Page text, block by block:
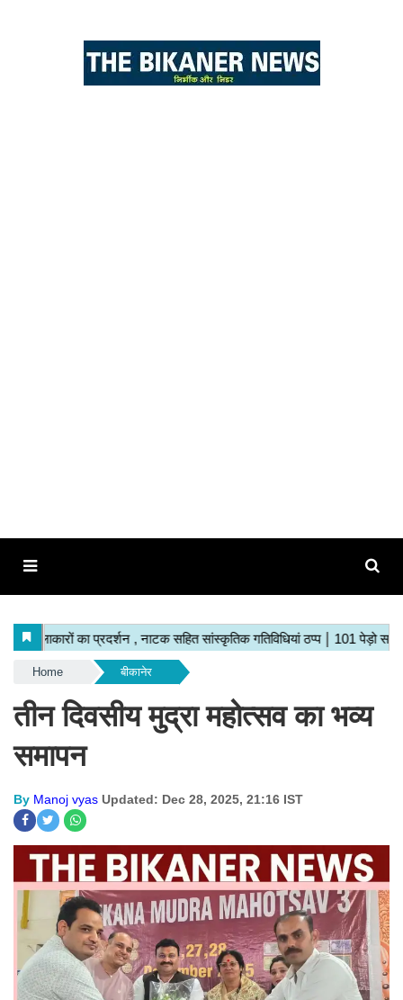
Home बीकानेर
तीन दिवसीय मुद्रा महोत्सव का भव्य
समापन
By Manoj vyas Updated: Dec 28, 2025, 21:16 IST